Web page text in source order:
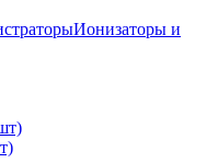
Ионизаторы и